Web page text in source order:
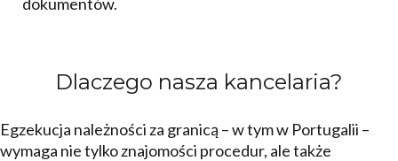
Dlaczego nasza kancelaria?
Egzekucja należności za granicą – w tym w Portugalii –
wymaga nie tylko znajomości procedur, ale także